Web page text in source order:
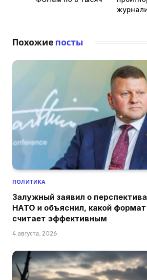
Похожие посты
ПОЛИТИКА
Залужный заявил о
НАТО и объяснил, какой формат
считает эффективным
4 августа, 2026